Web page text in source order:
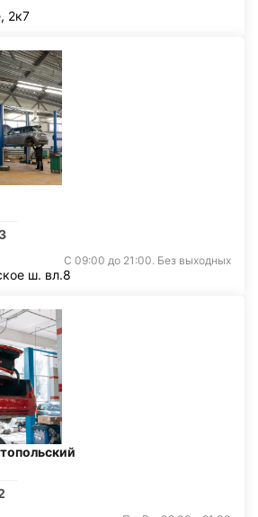
2к7
С 09:00 до 21:00. Без выходных
ш. вл.8